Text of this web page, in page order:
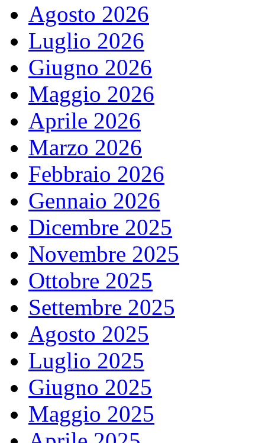
Agosto 2026
Luglio 2026
Giugno 2026
Maggio 2026
Aprile 2026
Marzo 2026
Febbraio 2026
Gennaio 2026
Dicembre 2025
Novembre 2025
Ottobre 2025
Settembre 2025
Agosto 2025
Luglio 2025
Giugno 2025
Maggio 2025